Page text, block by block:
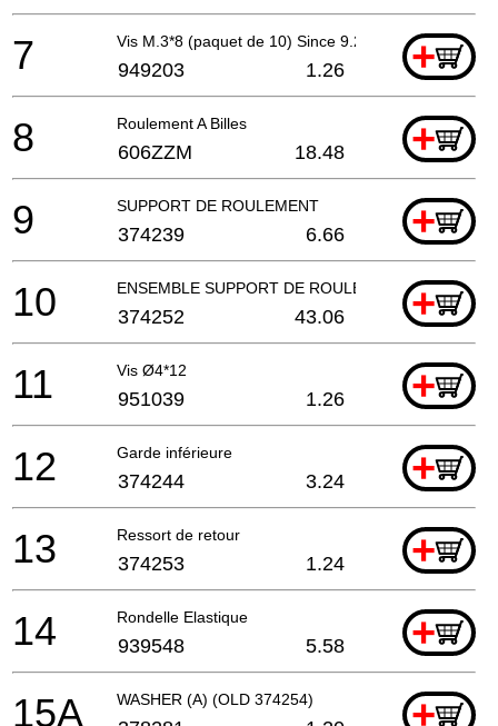
Vis M.3*8 (paquet de 10) Since 9.2012 For Europe
+
7 949203 1.26
Roulement A Billes +
8 606ZZM 18.48
SUPPORT DE ROULEMENT +
9 374239 6.66
ENSEMBLE SUPPORT DE ROULEMENT +
10 374252 43.06
Vis Ø4*12 +
11 951039 1.26
Garde inférieure +
12 374244 3.24
Ressort de retour +
13 374253 1.24
Rondelle Elastique +
14 939548 5.58
WASHER (A) (OLD 374254) +
15A